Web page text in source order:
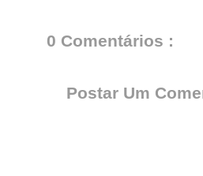
0 Comentários :
Postar Um